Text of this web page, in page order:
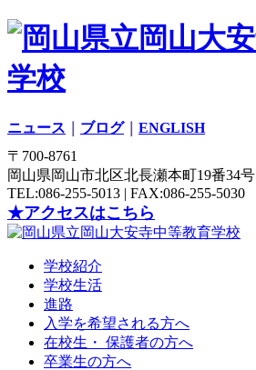
ニュース ブログ｜ ENGLISH
〒700-8761
岡山県岡山市北区北長瀬本町19番34号
TEL:086-255-5013 | FAX:086-255-5030
★アクセスはこちら
学校紹介
学校生活
進路
入学を希望される方へ
在校生・ 保護者の方へ
卒業生の方へ